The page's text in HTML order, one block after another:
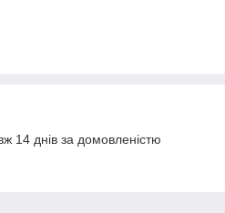
14 днів за домовленістю